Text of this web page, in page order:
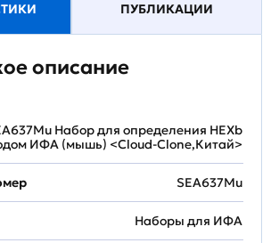
ПУБЛИКАЦИИ
описание
Набор для определения HEXb
ИФА (мышь) <Cloud-Clone,Китай>
SEA637Mu
Наборы для ИФА